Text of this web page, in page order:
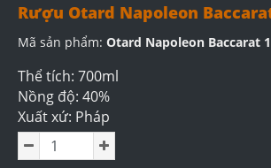
Rượu Otard Napoleon
Mã sản phẩm: Otard Napoleon Baccarat
Thể tích: 700ml
Nồng độ: 40%
Xuất xứ: Pháp